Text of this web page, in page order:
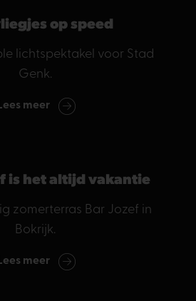
op speed
lichtspektakel voor Stad
Genk.
Lees meer
is het altijd vakantie
zomerterras Bar Jozef in
Bokrijk.
Lees meer